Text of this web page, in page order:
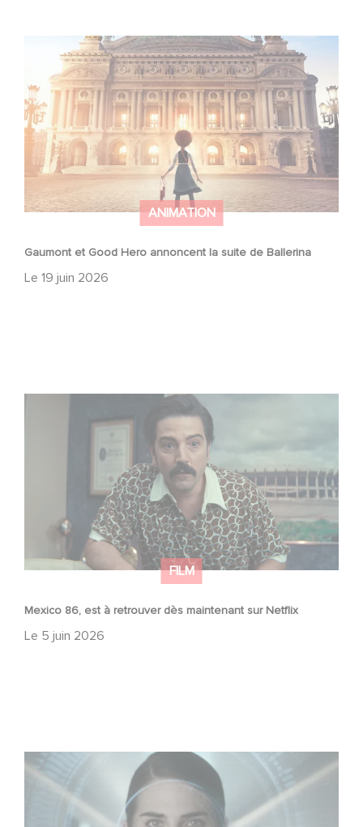
ANIMATION
Gaumont et Good Hero annoncent la suite de Ballerina
Le 19 juin 2026
Gaumont et Good Hero annoncent la suite de Ballerina
FILM
Mexico 86, est à retrouver dès maintenant sur Netflix
Le 5 juin 2026
Mexico 86, est à retrouver dès maintenant sur Netflix
La nouvelle production Gaumont USA : « Futuro Desierto